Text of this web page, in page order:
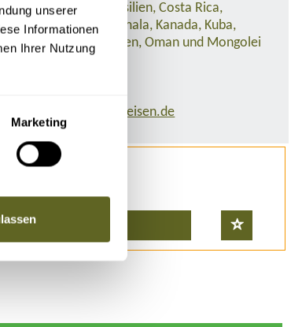
unserer
Informationen
Ihrer Nutzung
Marketing
für Brasilien, Costa Rica,
Armenien, Guatemala, Kanada, Kuba,
Peru, Südostasien, Oman und Mongolei
maike.robinski@at-reisen.de